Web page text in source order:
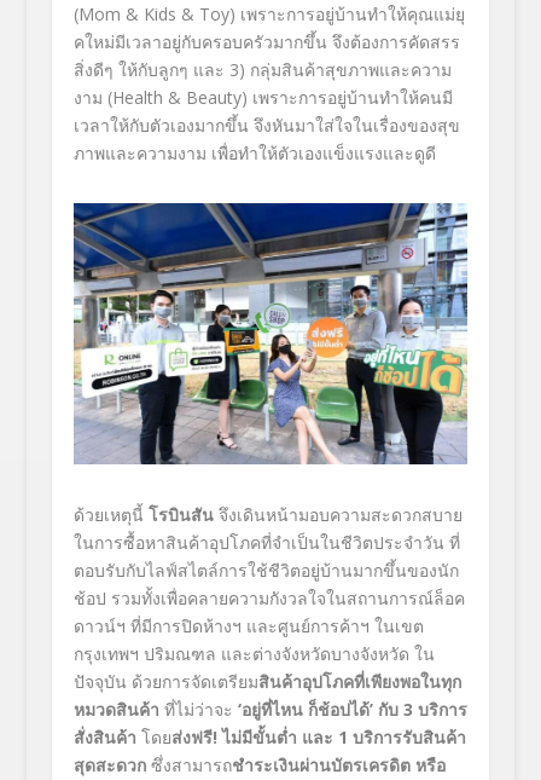
(Mom & Kids & Toy) เพราะการอยู่บ้านทำให้คุณแม่ยุ
คใหม่มีเวลาอยู่กับครอบครัวมากขึ้น จึงต้องการคัดสรร
สิ่งดีๆ ให้กับลูกๆ และ 3) กลุ่มสินค้าสุขภาพและความ
งาม (Health & Beauty) เพราะการอยู่บ้านทำให้คนมี
เวลาให้กับตัวเองมากขึ้น จึงหันมาใส่ใจในเรื่องของสุข
ภาพและความงาม เพื่อทำให้ตัวเองแข็งแรงและดูดี
ด้วยเหตุนี้ โรบินสัน จึงเดินหน้ามอบความสะดวกสบาย
ในการซื้อหาสินค้าอุปโภคที่จำเป็นในชีวิตประจำวัน ที่
ตอบรับกับไลฟ์สไตล์การใช้ชีวิตอยู่บ้านมากขึ้นของนัก
ช้อป รวมทั้งเพื่อคลายความกังวลใจในสถานการณ์ล็อค
ดาวน์ฯ ที่มีการปิดห้างฯ และศูนย์การค้าฯ ในเขต
กรุงเทพฯ ปริมณฑล และต่างจังหวัดบางจังหวัด ใน
ปัจจุบัน ด้วยการจัดเตรียมสินค้าอุปโภคที่เพียงพอในทุก
หมวดสินค้า ที่ไม่ว่าจะ ‘อยู่ที่ไหน ก็ช้อปได้’ กับ 3 บริการ
สั่งสินค้า โดยส่งฟรี! ไม่มีขั้นต่ำ และ 1 บริการรับสินค้า
สุดสะดวก ซึ่งสามารถชำระเงินผ่านบัตรเครดิต หรือ